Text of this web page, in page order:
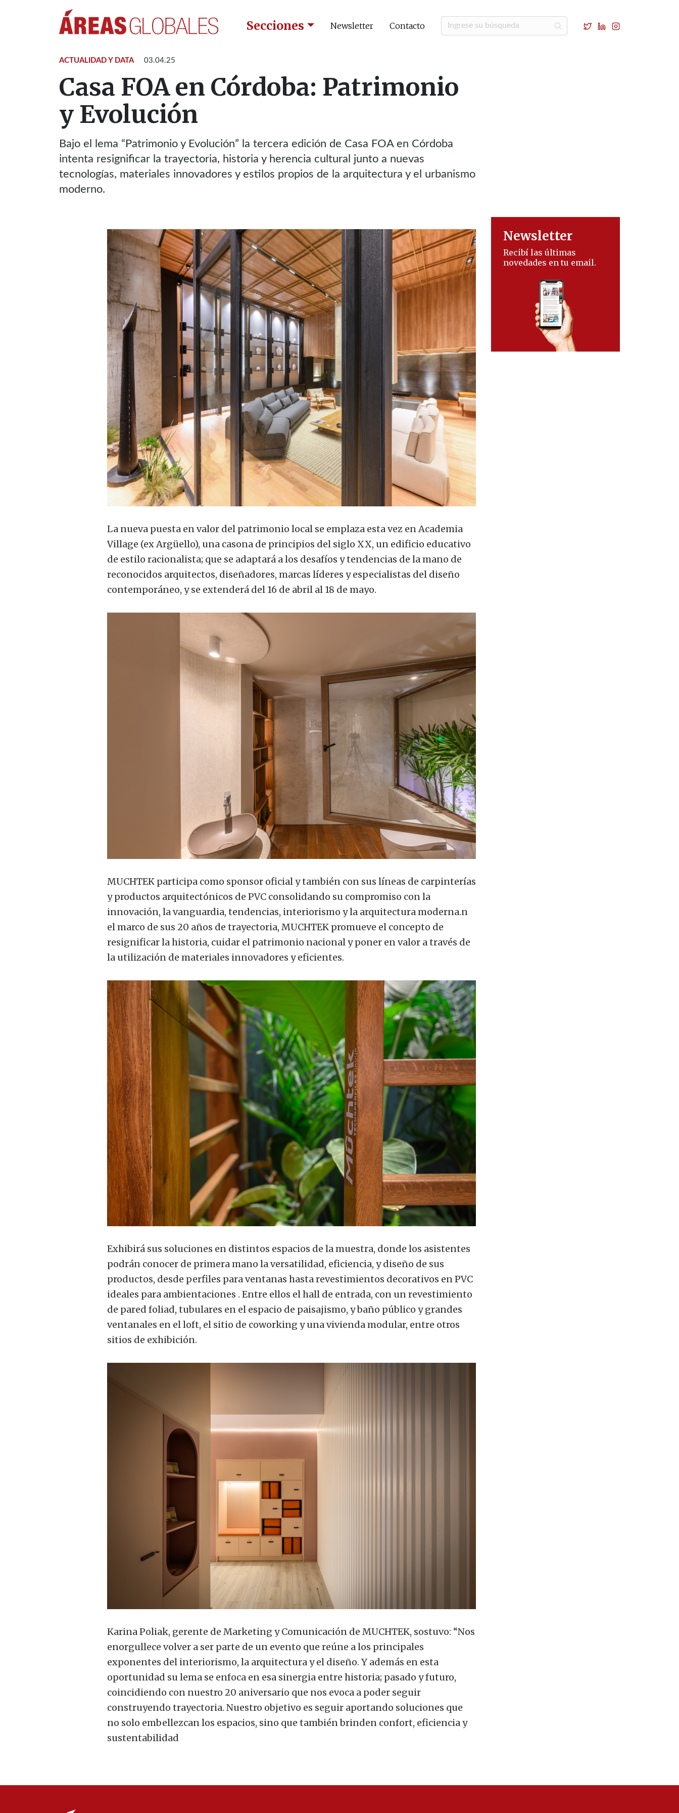
Secciones Newsletter Contacto
ACTUALIDAD Y DATA 03.04.25
Casa FOA en Córdoba: Patrimonio
y Evolución
Bajo el lema “Patrimonio y Evolución” la tercera edición de Casa FOA en Córdoba
intenta resignificar la trayectoria, historia y herencia cultural junto a nuevas
tecnologías, materiales innovadores y estilos propios de la arquitectura y el urbanismo
moderno.
La nueva puesta en valor del patrimonio local se emplaza esta vez en Academia
Village (ex Argüello), una casona de principios del siglo XX, un edificio educativo
de estilo racionalista; que se adaptará a los desafíos y tendencias de la mano de
reconocidos arquitectos, diseñadores, marcas líderes y especialistas del diseño
contemporáneo, y se extenderá del 16 de abril al 18 de mayo.
MUCHTEK participa como sponsor oficial y también con sus líneas de carpinterías
y productos arquitectónicos de PVC consolidando su compromiso con la
innovación, la vanguardia, tendencias, interiorismo y la arquitectura moderna.n
el marco de sus 20 años de trayectoria, MUCHTEK promueve el concepto de
resignificar la historia, cuidar el patrimonio nacional y poner en valor a través de
la utilización de materiales innovadores y eficientes.
Exhibirá sus soluciones en distintos espacios de la muestra, donde los asistentes
podrán conocer de primera mano la versatilidad, eficiencia, y diseño de sus
productos, desde perfiles para ventanas hasta revestimientos decorativos en PVC
ideales para ambientaciones . Entre ellos el hall de entrada, con un revestimiento
de pared foliad, tubulares en el espacio de paisajismo, y baño público y grandes
ventanales en el loft, el sitio de coworking y una vivienda modular, entre otros
sitios de exhibición.
Karina Poliak, gerente de Marketing y Comunicación de MUCHTEK, sostuvo: “Nos
enorgullece volver a ser parte de un evento que reúne a los principales
exponentes del interiorismo, la arquitectura y el diseño. Y además en esta
oportunidad su lema se enfoca en esa sinergia entre historia; pasado y futuro,
coincidiendo con nuestro 20 aniversario que nos evoca a poder seguir
construyendo trayectoria. Nuestro objetivo es seguir aportando soluciones que
no solo embellezcan los espacios, sino que también brinden confort, eficiencia y
sustentabilidad
Newsletter
Recibí las últimas
novedades en tu email.